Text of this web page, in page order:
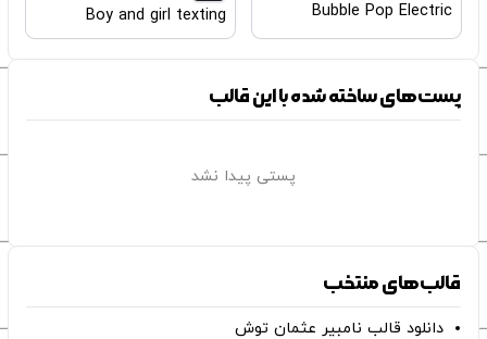
Bubble Pop Electric
Boy and girl texting
پست‌های ساخته شده با این قالب
پستی پیدا نشد
قالب‌های منتخب
دانلود قالب نامبیر عثمان ‌توش